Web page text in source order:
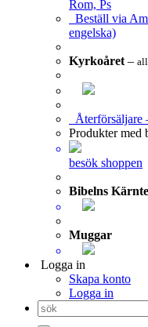
Rom, Ps
Beställ via
engelska)
Kyrkoåret –
Återförsäljare
Produkter med
besök shoppen
Bibelns
Muggar
Logga in
Skapa konto
Logga in